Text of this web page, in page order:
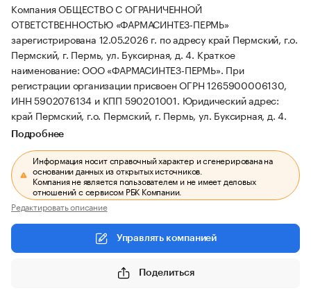
Компания ОБЩЕСТВО С ОГРАНИЧЕННОЙ
ОТВЕТСТВЕННОСТЬЮ «ФАРМАСИНТЕЗ-ПЕРМЬ»
зарегистрирована 12.05.2026 г. по адресу край Пермский, г.о.
Пермский, г. Пермь, ул. Буксирная, д. 4. Краткое
наименование: ООО «ФАРМАСИНТЕЗ-ПЕРМЬ». При
регистрации организации присвоен ОГРН 1265900006130,
ИНН 5902076134 и КПП 590201001. Юридический адрес:
край Пермский, г.о. Пермский, г. Пермь, ул. Буксирная, д. 4.
Подробнее
Информация носит справочный характер и сгенерирована на
основании данных из открытых источников.
Компания не является пользователем и не имеет деловых
отношений с сервисом РБК Компании.
Редактировать описание
Управлять компанией
Поделиться